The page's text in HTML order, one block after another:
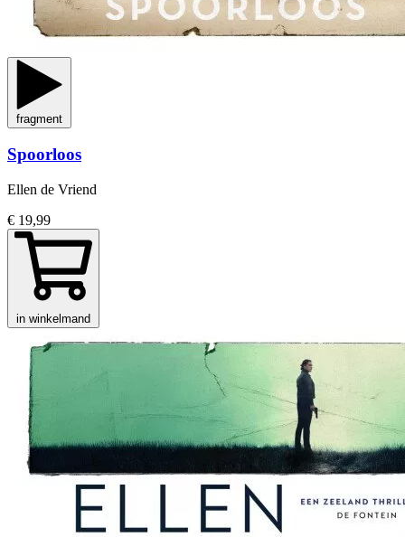
fragment
Spoorloos
Ellen de Vriend
€ 19,99
in winkelmand